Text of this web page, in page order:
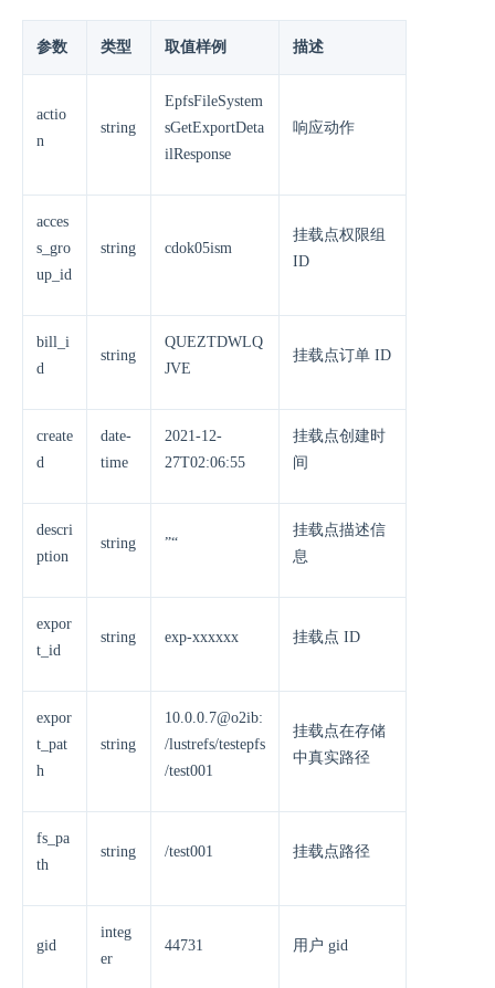
参数 类型 取值样例 描述
actio
n
string
EpfsFileSystem
sGetExportDeta
ilResponse
响应动作
acces
s_gro
up_id
string cdok05ism
挂载点权限组
ID
bill_i
d
string
QUEZTDWLQ
JVE
挂载点订单 ID
create
d
date-
time
2021-12-
27T02:06:55
挂载点创建时
间
descri
ption
string ”“
挂载点描述信
息
expor
t_id
string exp-xxxxxx 挂载点 ID
expor
t_pat
h
string
10.0.0.7@o2ib:
/lustrefs/testepfs
/test001
挂载点在存储
中真实路径
fs_pa
th
string /test001 挂载点路径
gid
integ
er
44731 用户 gid